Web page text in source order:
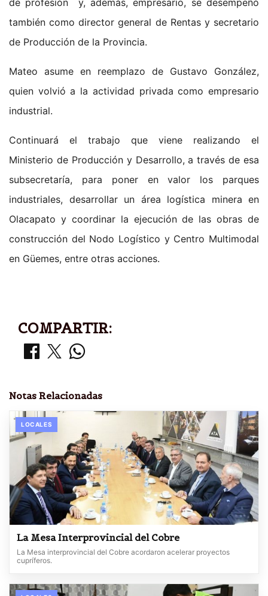
de profesión y, además, empresario, se desempeñó
también como director general de Rentas y secretario
de Producción de la Provincia.
Mateo asume en reemplazo de Gustavo González,
quien volvió a la actividad privada como empresario
industrial.
Continuará el trabajo que viene realizando el
Ministerio de Producción y Desarrollo, a través de esa
subsecretaría, para poner en valor los parques
industriales, desarrollar un área logística minera en
Olacapato y coordinar la ejecución de las obras de
construcción del Nodo Logístico y Centro Multimodal
en Güemes, entre otras acciones.
COMPARTIR:
Notas Relacionadas
LOCALES
La Mesa Interprovincial del Cobre
La Mesa interprovincial del Cobre acordaron acelerar proyectos
cupríferos.